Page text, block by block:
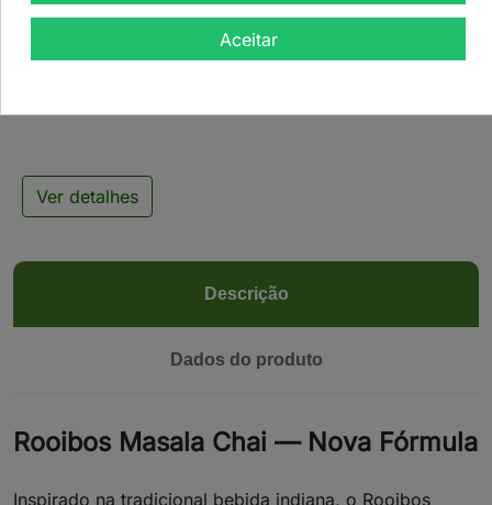

Ver detalhes
Descrição
Dados do produto
Rooibos Masala Chai — Nova Fórmula
Inspirado na tradicional bebida indiana, o Rooibos
Aceitar